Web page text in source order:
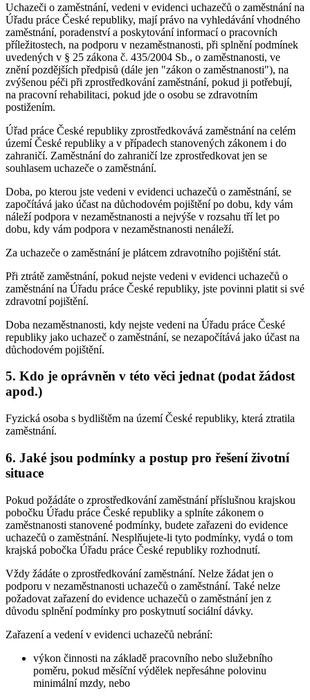
Uchazeči o zaměstnání, vedeni v evidenci uchazečů o zaměstnání na
Úřadu práce České republiky, mají právo na vyhledávání vhodného
zaměstnání, poradenství a poskytování informací o pracovních
příležitostech, na podporu v nezaměstnanosti, při splnění podmínek
uvedených v § 25 zákona č. 435/2004 Sb., o zaměstnanosti, ve
znění pozdějších předpisů (dále jen "zákon o zaměstnanosti"), na
zvýšenou péči při zprostředkování zaměstnání, pokud ji potřebují,
na pracovní rehabilitaci, pokud jde o osobu se zdravotním
postižením.
Úřad práce České republiky zprostředkovává zaměstnání na celém
území České republiky a v případech stanovených zákonem i do
zahraničí. Zaměstnání do zahraničí lze zprostředkovat jen se
souhlasem uchazeče o zaměstnání.
Doba, po kterou jste vedeni v evidenci uchazečů o zaměstnání, se
započítává jako účast na důchodovém pojištění po dobu, kdy vám
náleží podpora v nezaměstnanosti a nejvýše v rozsahu tří let po
dobu, kdy vám podpora v nezaměstnanosti nenáleží.
Za uchazeče o zaměstnání je plátcem zdravotního pojištění stát.
Při ztrátě zaměstnání, pokud nejste vedeni v evidenci uchazečů o
zaměstnání na Úřadu práce České republiky, jste povinni platit si své
zdravotní pojištění.
Doba nezaměstnanosti, kdy nejste vedeni na Úřadu práce České
republiky jako uchazeč o zaměstnání, se nezapočítává jako účast na
důchodovém pojištění.
5. Kdo je oprávněn v této věci jednat (podat žádost
apod.)
Fyzická osoba s bydlištěm na území České republiky, která ztratila
zaměstnání.
6. Jaké jsou podmínky a postup pro řešení životní
situace
Pokud požádáte o zprostředkování zaměstnání příslušnou krajskou
pobočku Úřadu práce České republiky a splníte zákonem o
zaměstnanosti stanovené podmínky, budete zařazeni do evidence
uchazečů o zaměstnání. Nesplňujete-li tyto podmínky, vydá o tom
krajská pobočka Úřadu práce České republiky rozhodnutí.
Vždy žádáte o zprostředkování zaměstnání. Nelze žádat jen o
podporu v nezaměstnanosti uchazečů o zaměstnání. Také nelze
požadovat zařazení do evidence uchazečů o zaměstnání jen z
důvodu splnění podmínky pro poskytnutí sociální dávky.
Zařazení a vedení v evidenci uchazečů nebrání:
výkon činnosti na základě pracovního nebo služebního
poměru, pokud měsíční výdělek nepřesáhne polovinu
minimální mzdy, nebo